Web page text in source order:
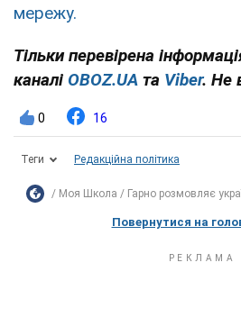
мережу.
Тільки перевірена
каналі OBOZ.UA та Viber. Не
0 16
Теги Редакційна політика
Моя Школа Гарно розмовляє
Повернутися на